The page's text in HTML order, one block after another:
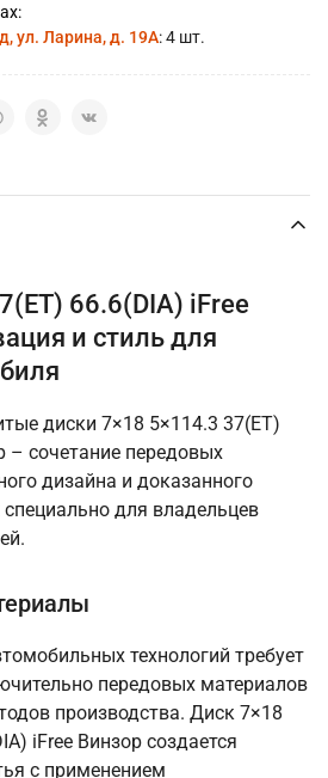
ул. Ларина, д. 19А: 4 шт.
66.6(DIA) iFree
и стиль для
диски 7×18 5×114.3 37(ET)
– сочетание передовых
дизайна и доказанного
для владельцев
технологий требует
передовых материалов
производства. Диск 7×18
iFree Винзор создается
с применением